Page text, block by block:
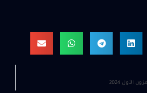
الأول 2024